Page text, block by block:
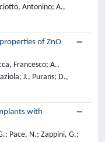
Antonino; A.,
of ZnO
Francesco; A.,
J., Purans; D.,
with
Pace, N.; Zappini, G.;